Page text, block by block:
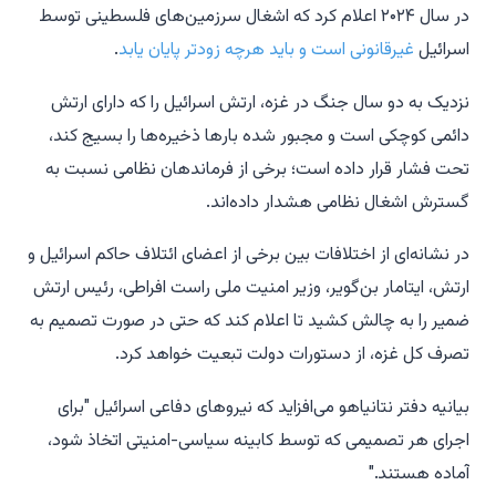
در سال ۲۰۲۴ اعلام کرد که اشغال سرزمین‌های فلسطینی توسط
اسرائیل غیرقانونی است و باید هرچه زودتر پایان یابد.
نزدیک به دو سال جنگ در غزه، ارتش اسرائیل را که دارای ارتش
دائمی کوچکی است و مجبور شده بارها ذخیره‌ها را بسیج کند،
تحت فشار قرار داده است؛ برخی از فرماندهان نظامی نسبت به
گسترش اشغال نظامی هشدار داده‌اند.
در نشانه‌ای از اختلافات بین برخی از اعضای ائتلاف حاکم اسرائیل و
ارتش، ایتامار بن‌گویر، وزیر امنیت ملی راست افراطی، رئیس ارتش
ضمیر را به چالش کشید تا اعلام کند که حتی در صورت تصمیم به
تصرف کل غزه، از دستورات دولت تبعیت خواهد کرد.
بیانیه دفتر نتانیاهو می‌افزاید که نیروهای دفاعی اسرائیل "برای
اجرای هر تصمیمی که توسط کابینه سیاسی-امنیتی اتخاذ شود،
آماده هستند."